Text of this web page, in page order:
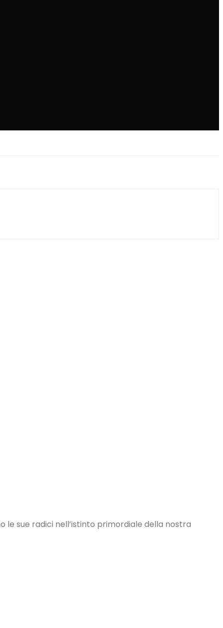
le sue radici nell’istinto primordiale della nostra